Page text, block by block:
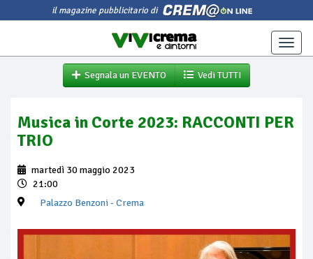
il magazine pubblicitario di
Toggle
Segnala un EVENTO
Vedi TUTTI
Musica in Corte 2023: RACCONTI PER
TRIO
martedì 30 maggio 2023
21:00
Palazzo Benzoni - Crema